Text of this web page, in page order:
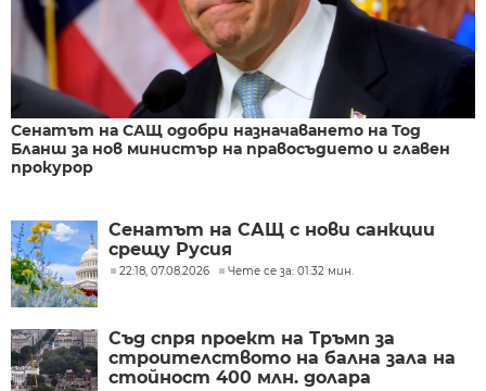
Сенатът на САЩ одобри назначаването на Тод
Бланш за нов министър на правосъдието и главен
прокурор
Сенатът на САЩ с нови санкции
срещу Русия
22:18, 07.08.2026 Чете се за: 01:32 мин.
Съд спря проект на Тръмп за
строителството на бална зала на
стойност 400 млн. долара